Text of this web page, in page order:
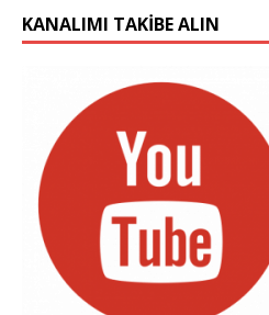
KANALIMI TAKIBE ALIN